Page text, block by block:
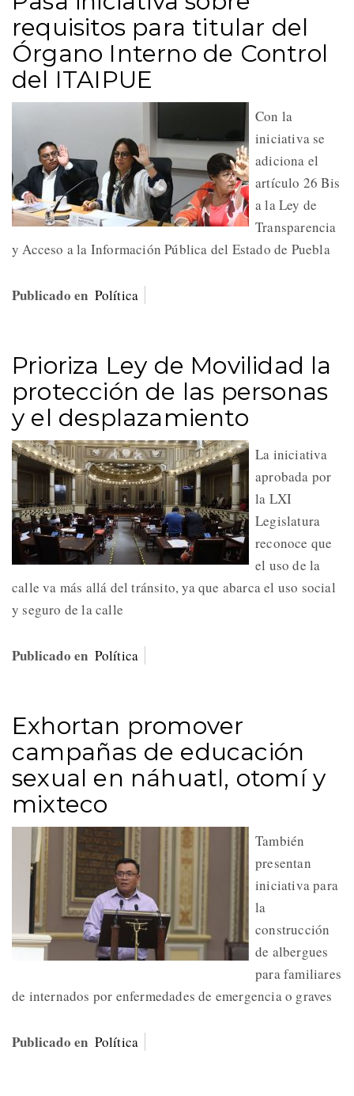
requisitos para titular del
Órgano Interno de Control
del ITAIPUE
Con la
iniciativa se
adiciona el
artículo 26 Bis
a la Ley de
Transparencia
y Acceso a la Información Pública del Estado de Puebla
Publicado en Política
Prioriza Ley de Movilidad la
protección de las personas
y el desplazamiento
La iniciativa
aprobada por
la LXI
Legislatura
reconoce que
el uso de la
calle va más allá del tránsito, ya que abarca el uso social
y seguro de la calle
Publicado en Política
Exhortan promover
campañas de educación
sexual en náhuatl, otomí y
mixteco
También
presentan
iniciativa para
la
construcción
de albergues
para familiares
de internados por enfermedades de emergencia o graves
Publicado en Política